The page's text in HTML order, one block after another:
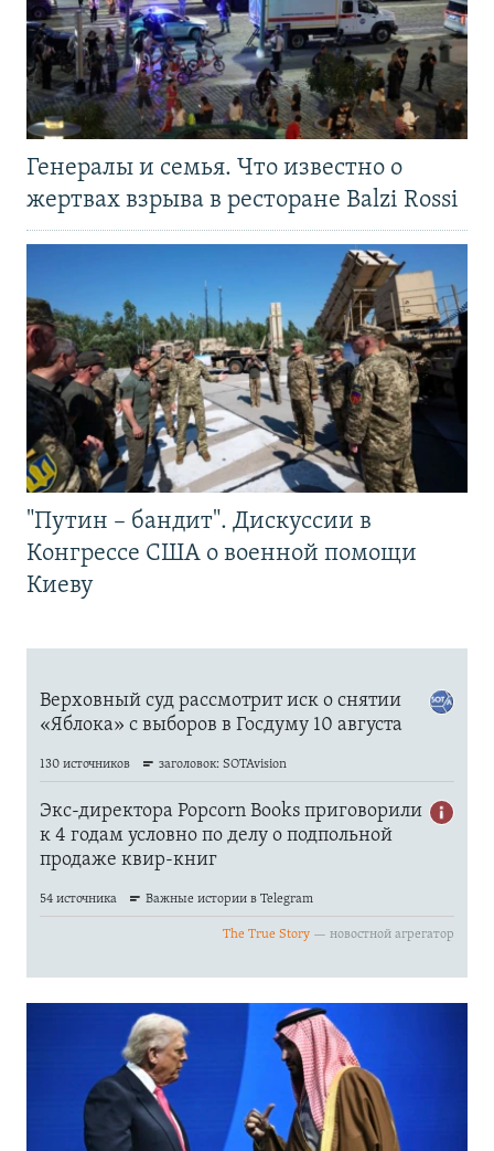
Генералы и семья. Что известно о
жертвах взрыва в ресторане Balzi Rossi
"Путин – бандит". Дискуссии в
Конгрессе США о военной помощи
Киеву